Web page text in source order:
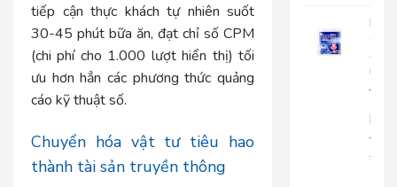
tiếp cận thực khách tự nhiên suốt
30-45 phút bữa ăn, đạt chỉ số CPM
(chi phí cho 1.000 lượt hiển thị) tối
ưu hơn hẳn các phương thức quảng
cáo kỹ thuật số.
Chuyển hóa vật tư tiêu hao
thành tài sản truyền thông
Khăn
giấy
ăn
rút
|
JP500X